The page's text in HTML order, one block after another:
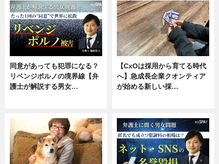
同意があっても犯罪になる？
リベンジポルノの境界線【弁
護士が解説する男女…
【CxOは採用から育てる時代
へ】急成長企業クオンティア
が始める新しい採…